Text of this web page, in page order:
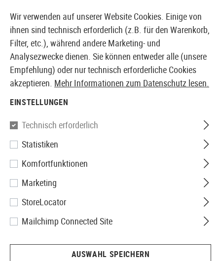
EUROPÄISCHER AIRSOFT SHOP & GROßHÄNDLER
SMOCKS
1 Produkte
Wir verwenden auf unserer Website Cookies. Einige von
ihnen sind technisch erforderlich (z.B. für den Warenkorb,
Filter, etc.), während andere Marketing- und
Analysezwecke dienen. Sie können entweder alle (unsere
Empfehlung) oder nur technisch erforderliche Cookies
akzeptieren. Mehr Informationen zum Datenschutz lesen.
EINSTELLUNGEN
Technisch erforderlich
Statistiken
Komfortfunktionen
Marketing
StoreLocator
Mailchimp Connected Site
AUSWAHL SPEICHERN